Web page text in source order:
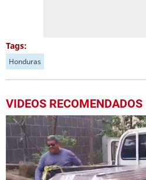
Tags:
Honduras
VIDEOS RECOMENDADOS